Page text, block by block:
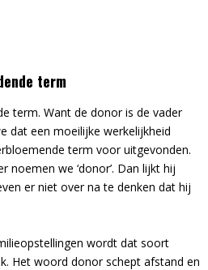
term
term. Want de donor is de vader
dat een moeilijke werkelijkheid
term voor uitgevonden.
noemen we ‘donor’. Dan lijkt hij
er niet over na te denken dat hij
wordt dat soort
Het woord donor schept afstand en